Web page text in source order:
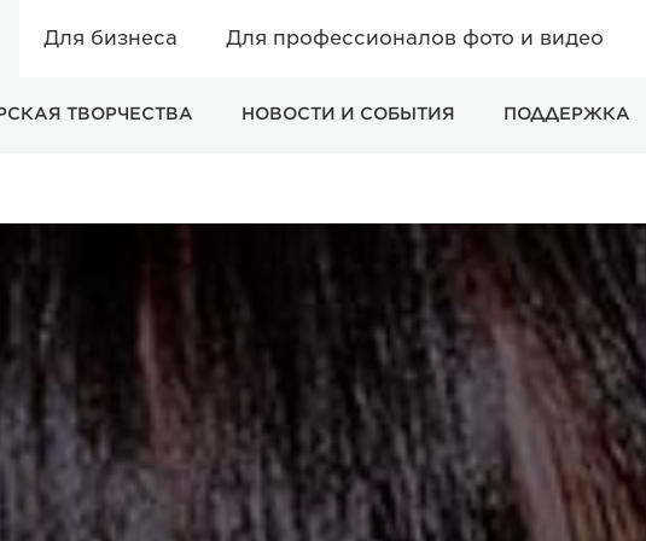
Для бизнеса Для профессионалов фото и видео
ТВОРЧЕСТВА НОВОСТИ И СОБЫТИЯ ПОДДЕРЖКА